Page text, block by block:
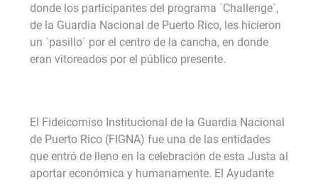
donde los participantes del programa ´Challenge´,
de la Guardia Nacional de Puerto Rico, les hicieron
un ´pasillo´ por el centro de la cancha, en donde
eran vitoreados por el público presente.
El Fideicomiso Institucional de la Guardia Nacional
de Puerto Rico (FIGNA) fue una de las entidades
que entró de lleno en la celebración de esta Justa al
aportar económica y humanamente. El Ayudante